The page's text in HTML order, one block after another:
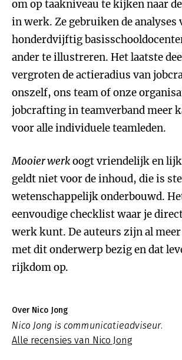
om op taakniveau te kijken naar
in werk. Ze gebruiken de analyses
honderdvijftig
ander te illustreren. Het laatste
vergroten de actieradius van
onszelf, ons team of onze
jobcrafting in teamverband meer
voor alle individuele teamleden.
Mooier werkoogt vriendelijk en
geldt niet voor de inhoud, die is
wetenschappelijk onderbouwd.
eenvoudige checklist waar je
werk kunt. De auteurs zijn al
met dit onderwerp bezig en dat
rijkdom op.
Over Nico Jong
Nico Jong is communicatieadviseur.
Alle recensies van Nico Jong